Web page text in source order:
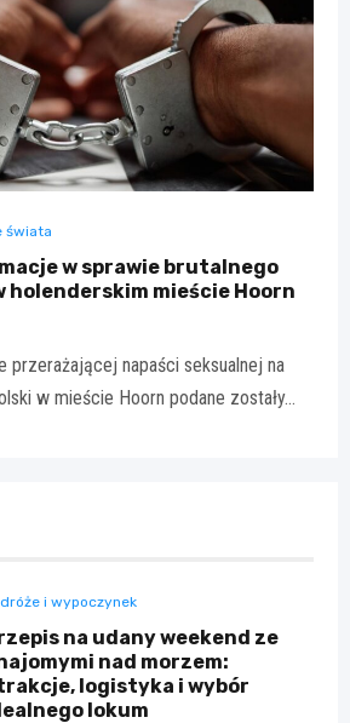
świata
w sprawie brutalnego
holenderskim mieście Hoorn
napaści seksualnej na
w mieście Hoorn podane zostały…
i wypoczynek
na udany weekend ze
nad morzem:
logistyka i wybór
lokum